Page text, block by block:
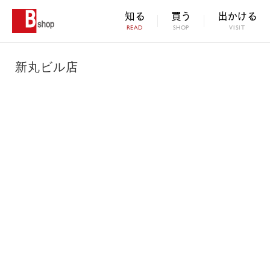
知る
READ
買う
SHOP
出かける
VISIT
新丸ビル店